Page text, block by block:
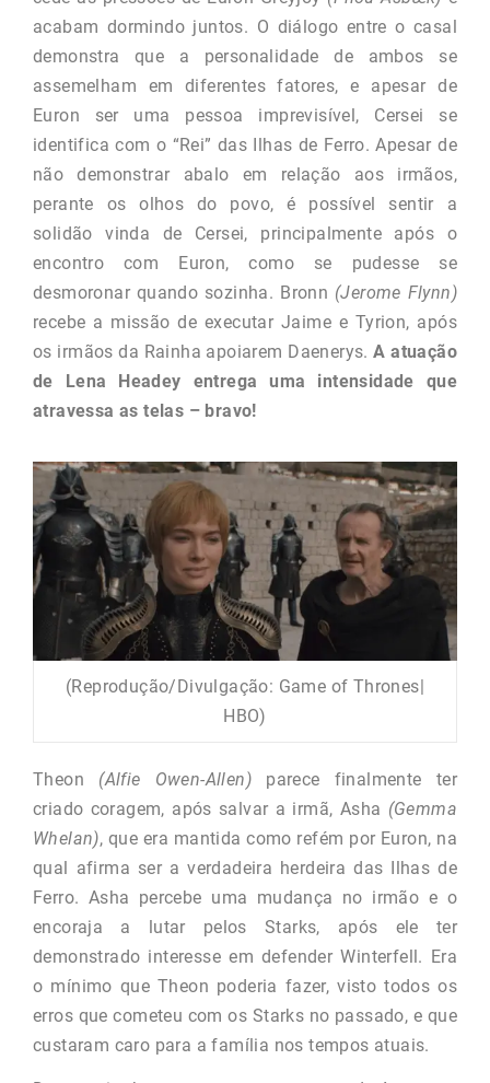
acabam dormindo juntos. O diálogo entre o casal
demonstra que a personalidade de ambos se
assemelham em diferentes fatores, e apesar de
Euron ser uma pessoa imprevisível, Cersei se
identifica com o “Rei” das Ilhas de Ferro. Apesar de
não demonstrar abalo em relação aos irmãos,
perante os olhos do povo, é possível sentir a
solidão vinda de Cersei, principalmente após o
encontro com Euron, como se pudesse se
desmoronar quando sozinha. Bronn (Jerome Flynn)
recebe a missão de executar Jaime e Tyrion, após
os irmãos da Rainha apoiarem Daenerys.A atuação
de Lena Headey entrega uma intensidade que
atravessa as telas – bravo!
(Reprodução/Divulgação: Game of Thrones|
HBO)
Theon (Alfie Owen-Allen) parece finalmente ter
criado coragem, após salvar a irmã, Asha (Gemma
Whelan), que era mantida como refém por Euron, na
qual afirma ser a verdadeira herdeira das Ilhas de
Ferro. Asha percebe uma mudança no irmão e o
encoraja a lutar pelos Starks, após ele ter
demonstrado interesse em defender Winterfell. Era
o mínimo que Theon poderia fazer, visto todos os
erros que cometeu com os Starks no passado, e que
custaram caro para a família nos tempos atuais.